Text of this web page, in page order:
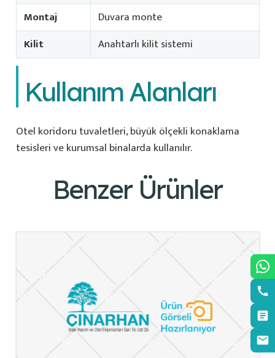
Montaj
Duvara monte
Kilit
Anahtarlı kilit sistemi
Kullanım Alanları
Otel koridoru tuvaletleri, büyük ölçekli konaklama
tesisleri ve kurumsal binalarda kullanılır.
Benzer Ürünler